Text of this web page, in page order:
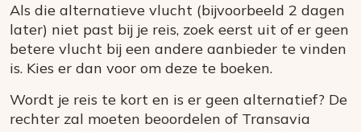
Als die alternatieve vlucht (bijvoorbeeld 2 dagen
later) niet past bij je reis, zoek eerst uit of er geen
betere vlucht bij een andere aanbieder te vinden
is. Kies er dan voor om deze te boeken.
Wordt je reis te kort en is er geen alternatief? De
rechter zal moeten beoordelen of Transavia